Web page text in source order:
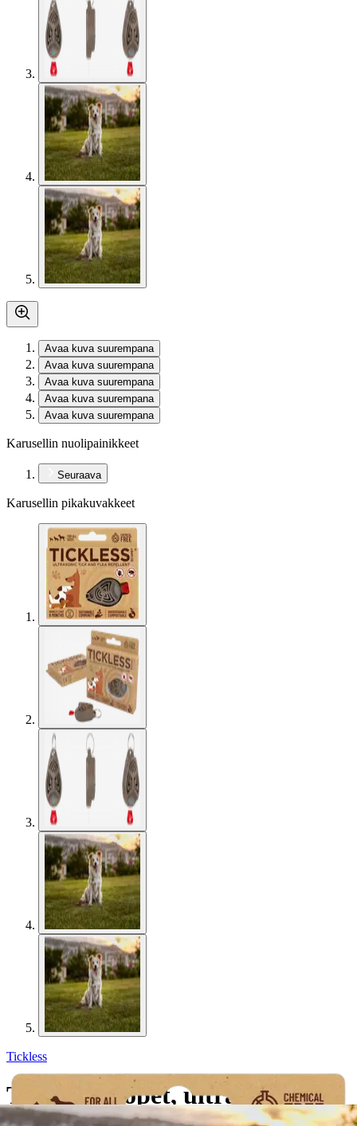
Avaa kuva suurempana
Avaa kuva suurempana
Avaa kuva suurempana
Avaa kuva suurempana
Avaa kuva suurempana
Karusellin nuolipainikkeet
Seuraava
Karusellin pikakuvakkeet
Tickless
Tickless-ecopet, ultraääni